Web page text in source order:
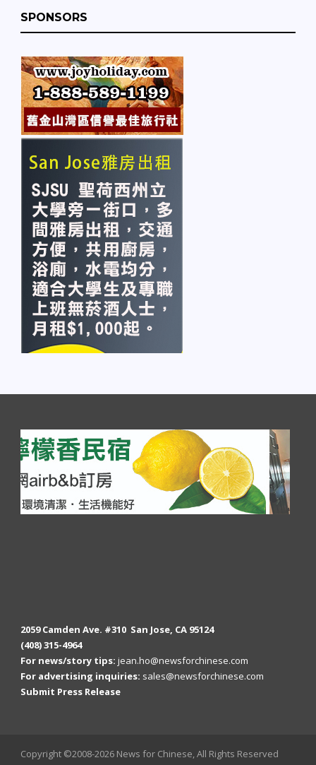
SPONSORS
2059 Camden Ave. #310 San Jose, CA 95124
(408) 315-4964
For news/story tips: jean.ho@newsforchinese.com
For advertising inquiries: sales@newsforchinese.com
Submit Press Release
Copyright ©2008-2026 News for Chinese, All Rights Reserved